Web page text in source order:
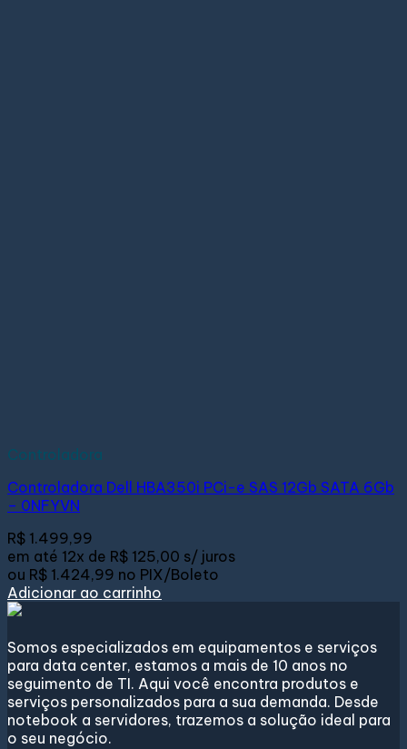
Controladora
Controladora Dell HBA350i PCi-e SAS 12Gb SATA 6Gb
– 0NFYVN
R$ 1.499,99
em até 12x de R$ 125,00 s/ juros
ou R$ 1.424,99 no PIX/Boleto
Adicionar ao carrinho
Somos especializados em equipamentos e serviços
para data center, estamos a mais de 10 anos no
seguimento de TI. Aqui você encontra produtos e
serviços personalizados para a sua demanda. Desde
notebook a servidores, trazemos a solução ideal para
o seu negócio.